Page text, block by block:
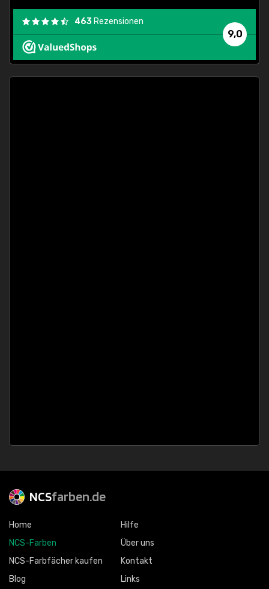
9,0
463 Rezensionen
NCSfarben.de
Home
NCS-Farben
NCS-Farbfächer kaufen
Blog
Hilfe
Über uns
Kontakt
Links